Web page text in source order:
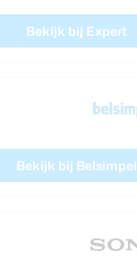
Bekijk bij Expert
Bekijk bij Belsimpel